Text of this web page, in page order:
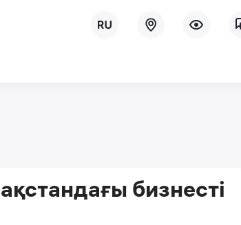
бизнесті